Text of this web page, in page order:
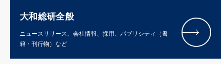
大和総研全般
ニュースリリース、会社情報、採用、パブリシティ（書
籍・刊行物）など